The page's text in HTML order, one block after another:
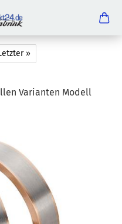
»
Va­ri­an­ten Mo­dell